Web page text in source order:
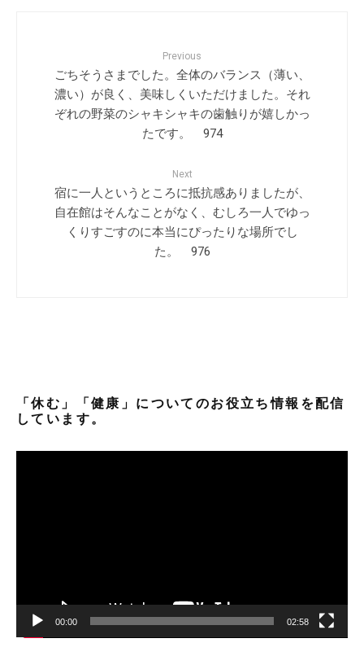
Previous
ごちそうさまでした。全体のバランス（薄い、
濃い）が良く、美味しくいただけました。それ
ぞれの野菜のシャキシャキの歯触りが嬉しかっ
たです。 974
Next
宿に一人というところに抵抗感ありましたが、
自在館はそんなことがなく、むしろ一人でゆっ
くりすごすのに本当にぴったりな場所でし
た。 976
「休む」「健康」についてのお役立ち情報を配信
しています。
00:00 02:58